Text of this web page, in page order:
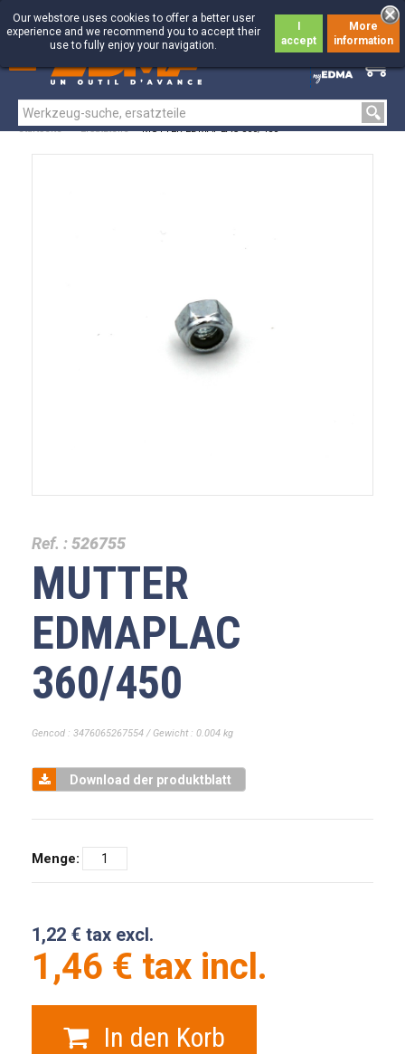
0
0
Our webstore uses cookies to offer a better user
experience and we recommend you to accept their
use to fully enjoy your navigation.
accept
More
information
Startseite > Ersatzteile > MUTTER EDMAPLAC 360/450
Ref. :526755
MUTTER
EDMAPLAC
360/450
Gencod : 3476065267554 / Gewicht : 0.004 kg
Download der produktblatt
Menge:
1,22 € tax excl.
1,46 € tax incl.
In den Korb